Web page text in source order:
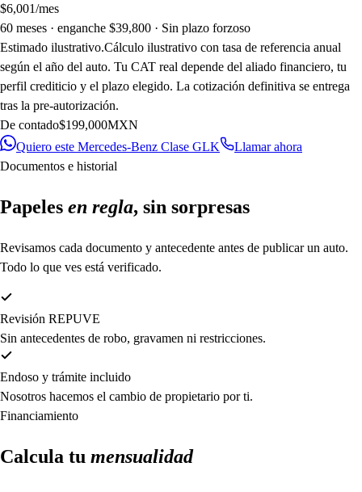
$6,001/mes
60 meses · enganche $39,800 · Sin plazo forzoso
Estimado ilustrativo.Cálculo ilustrativo con tasa de referencia anual
según el año del auto. Tu CAT real depende del aliado financiero, tu
perfil crediticio y el plazo elegido. La cotización definitiva se entrega
tras la pre-autorización.
De contado$199,000MXN
Quiero este Mercedes-Benz Clase GLK
Llamar ahora
Documentos e historial
Papeles en regla, sin sorpresas
Revisamos cada documento y antecedente antes de publicar un auto.
Todo lo que ves está verificado.
Revisión REPUVE
Sin antecedentes de robo, gravamen ni restricciones.
Endoso y trámite incluido
Nosotros hacemos el cambio de propietario por ti.
Financiamiento
Calcula tu mensualidad